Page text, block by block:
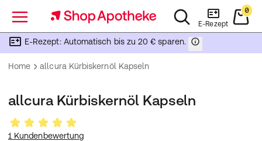
Menü E-Rezept
0
E-Rezept: Automatisch bis zu 20 € sparen.
Home allcura Kürbiskernöl Kapseln
allcura Kürbiskernöl Kapseln
1 Kundenbewertung